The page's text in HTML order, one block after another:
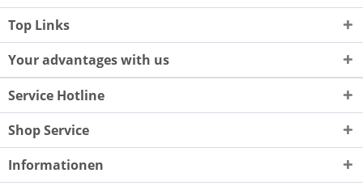
Top Links
Your advantages with us
Service Hotline
Shop Service
Informationen